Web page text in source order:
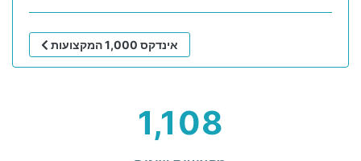
אינדקס 1,000 המקצועות
1,108